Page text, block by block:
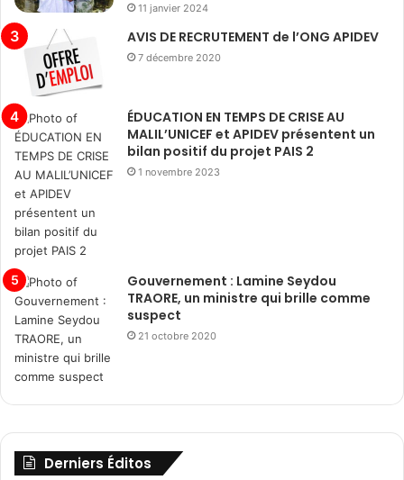
11 janvier 2024
AVIS DE RECRUTEMENT de l’ONG APIDEV
7 décembre 2020
ÉDUCATION EN TEMPS DE CRISE AU
MALIL’UNICEF et APIDEV présentent un
bilan positif du projet PAIS 2
1 novembre 2023
Gouvernement : Lamine Seydou
TRAORE, un ministre qui brille comme
suspect
21 octobre 2020
Derniers Éditos